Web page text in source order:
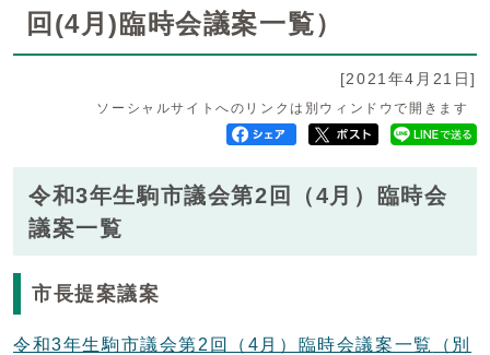
回(4月)臨時会議案一覧）
[2021年4月21日]
ソーシャルサイトへのリンクは別ウィンドウで開きます
令和3年生駒市議会第2回（4月）臨時会
議案一覧
市長提案議案
令和3年生駒市議会第2回（4月）臨時会議案一覧
（別